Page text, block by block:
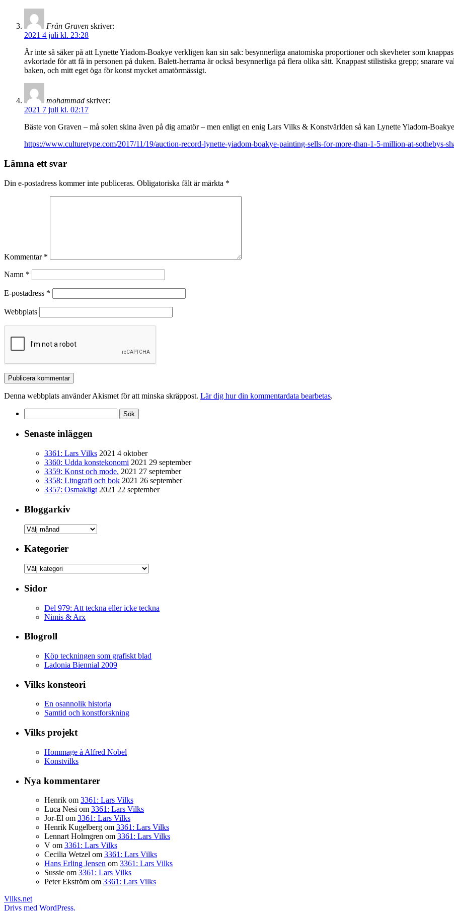
Från Graven skriver:
2021 4 juli kl. 23:28
Är inte så säker på att Lynette Yiadom-Boakye verkligen kan sin sak: besynnerliga anatomiska proportioner och skevheter som
avkortade för att få in personen på duken. Balett-herrarna är också besynnerliga på flera olika sätt. Knappast stilistiska grepp; snarare
baken, och mitt eget öga för konst mycket amatörmässigt.
mohammad skriver:
2021 7 juli kl. 02:17
Bäste von Graven – må solen skina även på dig amatör – men enligt en enig Lars Vilks & Konstvärlden så kan Lynette Yiadom-
https://www.culturetype.com/2017/11/19/auction-record-lynette-yiadom-boakye-painting-sells-for-more-than-1-5-million-at-sothebys-
Lämna ett svar
Din e-postadress kommer inte publiceras. Obligatoriska fält är märkta *
Kommentar *
Namn *
E-postadress *
Webbplats
Denna webbplats använder Akismet för att minska skräppost. Lär dig hur din kommentardata bearbetas.
efter:
Senaste inläggen
3361: Lars Vilks 2021 4 oktober
3360: Udda konstekonomi 2021 29 september
3359: Konst och mode. 2021 27 september
3358: Litografi och bok 2021 26 september
3357: Osmakligt 2021 22 september
Bloggarkiv
Bloggarkiv
Kategorier
Kategorier
Sidor
Del 979: Att teckna eller icke teckna
Nimis & Arx
Blogroll
Köp teckningen som grafiskt blad
Ladonia Biennial 2009
Vilks konsteori
En osannolik historia
Samtid och konstforskning
Vilks projekt
Hommage à Alfred Nobel
Konstvilks
Nya kommentarer
Henrik om 3361: Lars Vilks
Luca Nesi om 3361: Lars Vilks
Jor-El om 3361: Lars Vilks
Henrik Kugelberg om 3361: Lars Vilks
Lennart Holmgren om 3361: Lars Vilks
V om 3361: Lars Vilks
Cecilia Wetzel om 3361: Lars Vilks
Hans Erling Jensen om 3361: Lars Vilks
Sussie om 3361: Lars Vilks
Peter Ekström om 3361: Lars Vilks
Vilks.net
Drivs med WordPress.